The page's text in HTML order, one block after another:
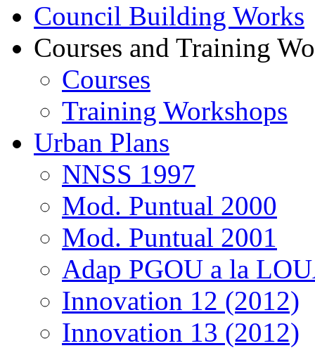
Council Building Works
Courses and Training
Courses
Training Workshops
Urban Plans
NNSS 1997
Mod. Puntual 2000
Mod. Puntual 2001
Adap PGOU a la
Innovation 12 (2012)
Innovation 13 (2012)